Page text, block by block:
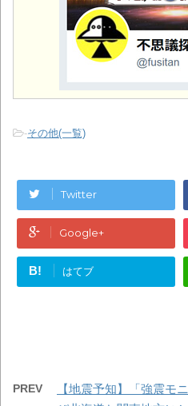
-その他(一覧)
Twitter
Google+
B! はてブ
PREV
【地震予知】「強震モ